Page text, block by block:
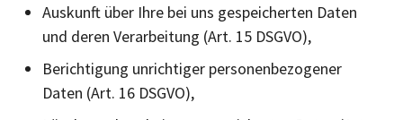
Auskunft über Ihre bei uns gespeicherten Daten
und deren Verarbeitung (Art. 15 DSGVO),
Berichtigung unrichtiger personenbezogener
Daten (Art. 16 DSGVO),